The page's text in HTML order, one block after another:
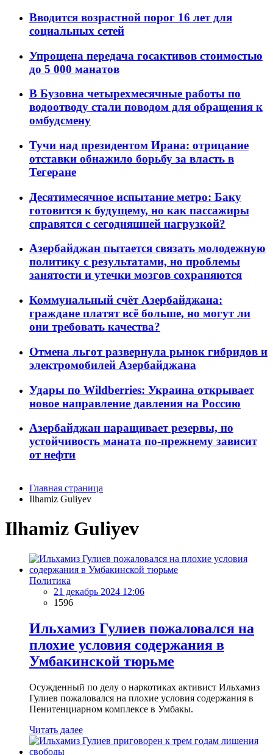
Вводится возрастной порог 16 лет для
социальных сетей
Упрощена передача госактивов стоимостью
до 5 000 манатов
В Бузовна четырехмесячные работы по
водоотводу стали поводом для обращения к
омбудсмену
Тучи над президентом Ирана: отрицание
отставки обнажило борьбу за власть в
Тегеране
Десятимесячное испытание метро: Баку
готовится к будущему, но как пассажиры
справятся с сегодняшней нагрузкой?
Азербайджан пытается связать молодежную
политику с результатами, но проблемы
занятости и утечки мозгов сохраняются
Коммунальный счёт Азербайджана:
граждане платят всё больше, но могут ли
они требовать качества?
Отмена льгот развернула рынок гибридов и
электромобилей Азербайджана
Удары по Wildberries: Украина открывает
новое направление давления на Россию
Азербайджан наращивает резервы, но
устойчивость маната по-прежнему зависит
от нефти
Главная страница
Ilhamiz Guliyev
Ilhamiz Guliyev
Политика
21 декабрь 2024 12:06
1596
Ильхамиз Гулиев пожаловался на
плохие условия содержания в
Умбакинской тюрьме
Осужденный по делу о наркотиках активист Ильхамиз
Гулиев пожаловался на плохие условия содержания в
Пенитенциарном комплексе в Умбакы.
Читать далее